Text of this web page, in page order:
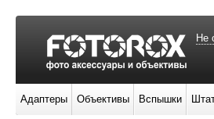
Не
Адаптеры Объективы Вспышки